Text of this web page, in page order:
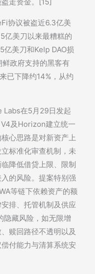
协议被盗近6.3亿美
亿美刀以来最糟糕的
美刀和Kelp DAO损
政府支持的黑客有
已下降约14%，从约
Labs在5月29日发起
及Horizon建立统一
心思路是对新资产上
标准化审查机制，未
降低借贷上限、限制
的风险。提案特别强
等链下依赖资产的额
排、托管机制及供应
隐藏风险，如无限增
赎回路径不透明以及
付能力与清算系统安